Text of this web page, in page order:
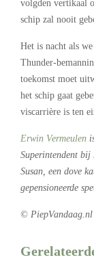
volgden vertikaal
schip zal nooit
Het is nacht als
Thunder-
toekomst moet
het schip gaat
viscarrière is ten
Erwin Vermeulen
Superintendent bij
Susan, een dove
gepensioneerde
© PiepVandaag.nl